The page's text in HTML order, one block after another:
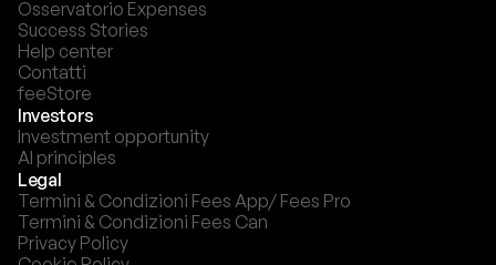
Osservatorio Expenses
Success Stories
Help center
Contatti
feeStore
Investors
Investment opportunity
AI principles
Legal
Termini & Condizioni Fees App/ Fees Pro
Termini & Condizioni Fees Can
Privacy Policy